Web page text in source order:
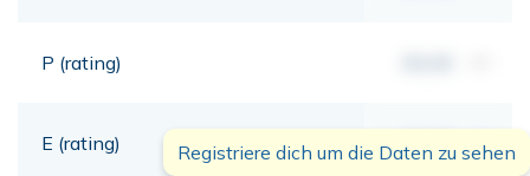
P (rating)
E (rating) 00,00 mt
Registriere dich um die Daten zu sehen